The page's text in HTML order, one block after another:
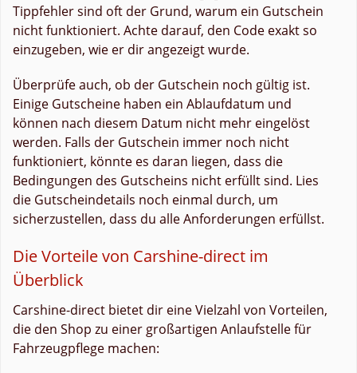
Tippfehler sind oft der Grund, warum ein Gutschein
nicht funktioniert. Achte darauf, den Code exakt so
einzugeben, wie er dir angezeigt wurde.
Überprüfe auch, ob der Gutschein noch gültig ist.
Einige Gutscheine haben ein Ablaufdatum und
können nach diesem Datum nicht mehr eingelöst
werden. Falls der Gutschein immer noch nicht
funktioniert, könnte es daran liegen, dass die
Bedingungen des Gutscheins nicht erfüllt sind. Lies
die Gutscheindetails noch einmal durch, um
sicherzustellen, dass du alle Anforderungen erfüllst.
Die Vorteile von Carshine-direct im
Überblick
Carshine-direct bietet dir eine Vielzahl von Vorteilen,
die den Shop zu einer großartigen Anlaufstelle für
Fahrzeugpflege machen: